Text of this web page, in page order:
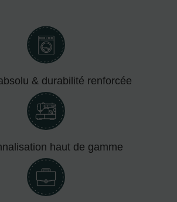
& durabilité renforcée
haut de gamme